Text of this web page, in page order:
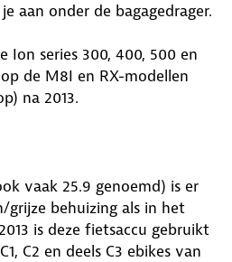
aan onder de bagagedrager.
Ion series 300, 400, 500 en
de M8I en RX-modellen
na 2013.
vaak 25.9 genoemd) is er
grijze behuizing als in het
is deze fietsaccu gebruikt
C2 en deels C3 ebikes van